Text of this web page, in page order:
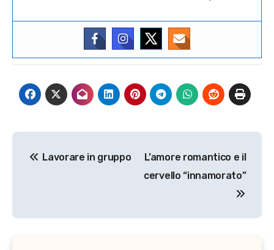
Lavorare in gruppo
L’amore romantico e il
cervello “innamorato”